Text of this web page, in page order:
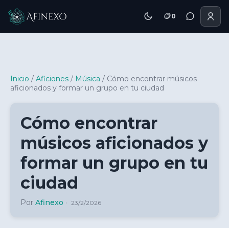
Inicio Afinexo 🪙0
Inicio / Aficiones / Música / Cómo encontrar músicos
aficionados y formar un grupo en tu ciudad
Cómo encontrar
músicos aficionados y
formar un grupo en tu
ciudad
Por Afinexo · 23/2/2026